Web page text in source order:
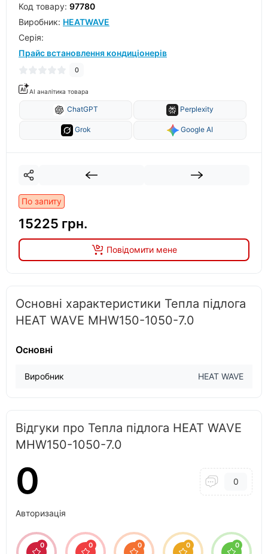
Код товару: 97780
Виробник: HEATWAVE
Серiя:
Прайс встановлення кондиціонерів
0
AI аналітика товара
ChatGPT Perplexity
Grok Google AI
По запиту
15225 грн.
Повідомити мене
Основні характеристики Тепла підлога
HEAT WAVE MНW150-1050-7.0
Основні
Виробник HEAT WAVE
Відгуки про Тепла підлога HEAT WAVE
MНW150-1050-7.0
0 0
Авторизація
0 0 0 0 0